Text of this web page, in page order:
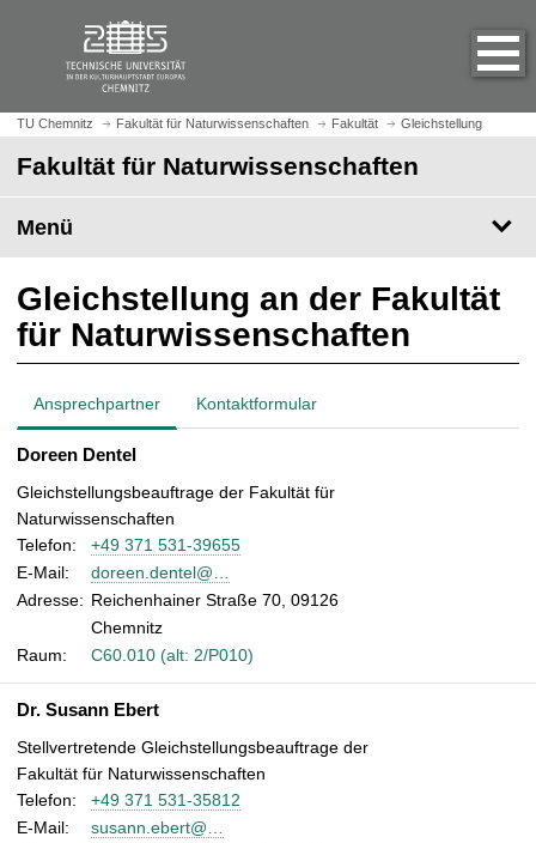
z
m
t
e
i
t
u
f
f
e
n
TU Chemnitz Fakultät für Naturwissenschaften Fakultät Gleichstellung
Fakultät für Naturwissenschaften
Menü
Gleichstellung an der Fakultät
für Naturwissenschaften
Ansprechpartner Kontaktformular
Doreen Dentel
Gleichstellungsbeauftrage der Fakultät für
Naturwissenschaften
Telefon:
+49 371 531-39655
E-Mail:
doreen.dentel@…
Adresse: Reichenhainer Straße 70, 09126
Chemnitz
Raum:
C60.010 (alt: 2/P010)
Dr. Susann Ebert
Stellvertretende Gleichstellungsbeauftrage der
Fakultät für Naturwissenschaften
Telefon:
+49 371 531-35812
E-Mail:
susann.ebert@…